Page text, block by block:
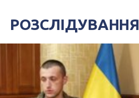
РОЗСЛІДУВАННЯ